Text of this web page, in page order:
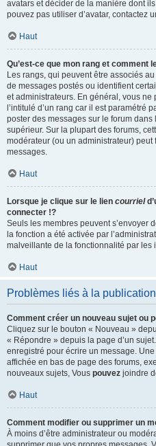
avatars et décider de la manière dont
pouvez pas utiliser d’avatar, contactez
Haut
Qu’est-ce que mon rang et comment
Les rangs, qui peuvent être associés
de messages postés ou identifient
et administrateurs. En général, vous
l’intitulé d’un rang car il est paramétré
poster des messages sur le forum
supérieur. Sur la plupart des forums,
modérateur (ou un administrateur)
messages.
Haut
Lorsque je clique sur le lien courriel
connecter !?
Seuls les membres peuvent s’envoyer
la fonction a été activée par
malveillante de la fonctionnalité par les
Haut
Problèmes liés à la
Comment créer un nouveau sujet ou
Cliquez sur le bouton « Nouveau »
« Répondre » depuis la page d’un
enregistré pour écrire un message.
affichée en bas de page des forums,
nouveaux sujets, Vous pouvez joindre
Haut
Comment modifier ou supprimer un
À moins d’être administrateur ou